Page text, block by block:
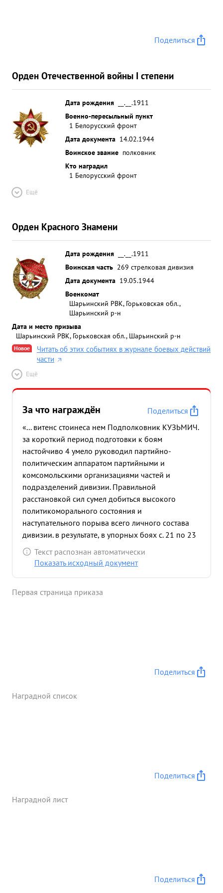
подразделениях 1020 стрелкового полка где
паршийко политической и воспитательной
Работы в частях дивизии, способст вовавшей
успешным Действиям наших частей ...»
Поделиться
Орден Отечественной войны I степени
Дата рождения
__.__.1911
Военно-пересыльный пункт
1 Белорусский фронт
Дата документа 14.02.1944
Воинское звание полковник
Кто наградил
1 Белорусский фронт
Ещё
Орден Красного Знамени
Дата рождения
__.__.1911
Воинская часть 269 стрелковая дивизия
Дата документа 19.05.1944
Военкомат
Шарьинский РВК, Горьковская обл.,
Шарьинский р-н
Дата и место призыва
Шарьинский РВК, Горьковская обл., Шарьинский р-н
Новое
Читать об этих событиях в журнале боевых действий
части
Ещё
За что награждён
Поделиться
«... витенс стоинеса нем Подполковник КУЗЬМИЧ.
за короткий период подготовки к боям
настойчиво 4 умело руководил партийно-
политическим аппаратом партийными и
комсомольскими организациями частей и
подразделений дивизии. Правильной
расстановкой сил сумел добиться высокого
политикоморального состояния и
наступательного порыва всего личного состава
дивизии. в результате, в упорных боях с. 21 по 23
февраля 1944 года при форсировании р. ДНЕПР
личным составом частей проявлен Массовый
происшествий. Со стороны подполковника
этих боях части дивизии форсировали р. ДНЕПР
немцев на его правом берегу, прошли с боями
Текст распознан автоматически
Показать исходный документ
Первая страница приказа
Поделиться
Наградной список
Поделиться
Наградной лист
Поделиться